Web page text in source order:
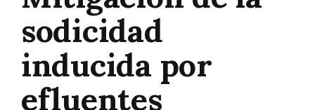
sodicidad
inducida por
efluentes